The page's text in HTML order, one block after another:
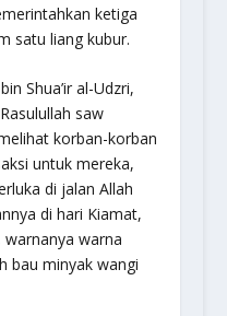
ketiga
satu liang kubur.
Shua’ir al-Udzri,
saw
korban-korban
untuk mereka,
di jalan Allah
di hari Kiamat,
warna
bau minyak wangi